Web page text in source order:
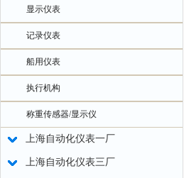
显示仪表
记录仪表
船用仪表
执行机构
称重传感器/显示仪
上海自动化仪表一厂
上海自动化仪表三厂